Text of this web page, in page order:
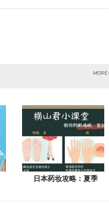
日本药妆攻略：夏季